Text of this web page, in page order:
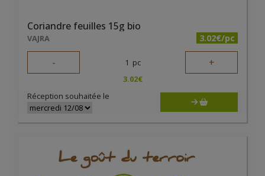
Coriandre feuilles 15g bio
VAJRA 3.02€/pc
- 1 pc +
3.02€
Réception souhaitée le